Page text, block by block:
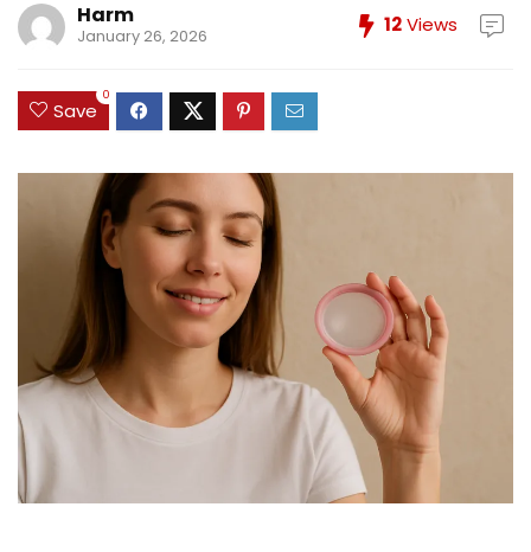
Harm
January 26, 2026 12Views
Save
0